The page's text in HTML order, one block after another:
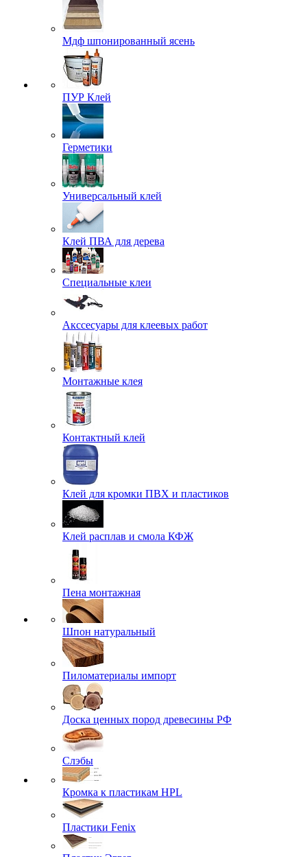
Мдф шпонированный ясень
ПУР Клей
Герметики
Универсальный клей
Клей ПВА для дерева
Специальные клеи
Акссесуары для клеевых работ
Монтажные клея
Контактный клей
Клей для кромки ПВХ и пластиков
Клей расплав и смола КФЖ
Пена монтажная
Шпон натуральный
Пиломатериалы импорт
Доска ценных пород древесины РФ
Слэбы
Кромка к пластикам HPL
Пластики Fenix